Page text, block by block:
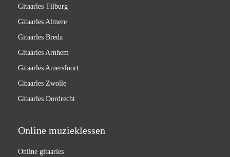
Gitaarles Tilburg
Gitaarles Almere
Gitaarles Breda
Gitaarles Arnhem
Gitaarles Amersfoort
Gitaarles Zwolle
Gitaarles Dordrecht
Online muzieklessen
Online gitaarles